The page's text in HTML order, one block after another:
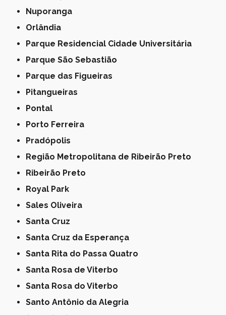
Nuporanga
Orlândia
Parque Residencial Cidade Universitária
Parque São Sebastião
Parque das Figueiras
Pitangueiras
Pontal
Porto Ferreira
Pradópolis
Região Metropolitana de Ribeirão Preto
Ribeirão Preto
Royal Park
Sales Oliveira
Santa Cruz
Santa Cruz da Esperança
Santa Rita do Passa Quatro
Santa Rosa de Viterbo
Santa Rosa do Viterbo
Santo Antônio da Alegria